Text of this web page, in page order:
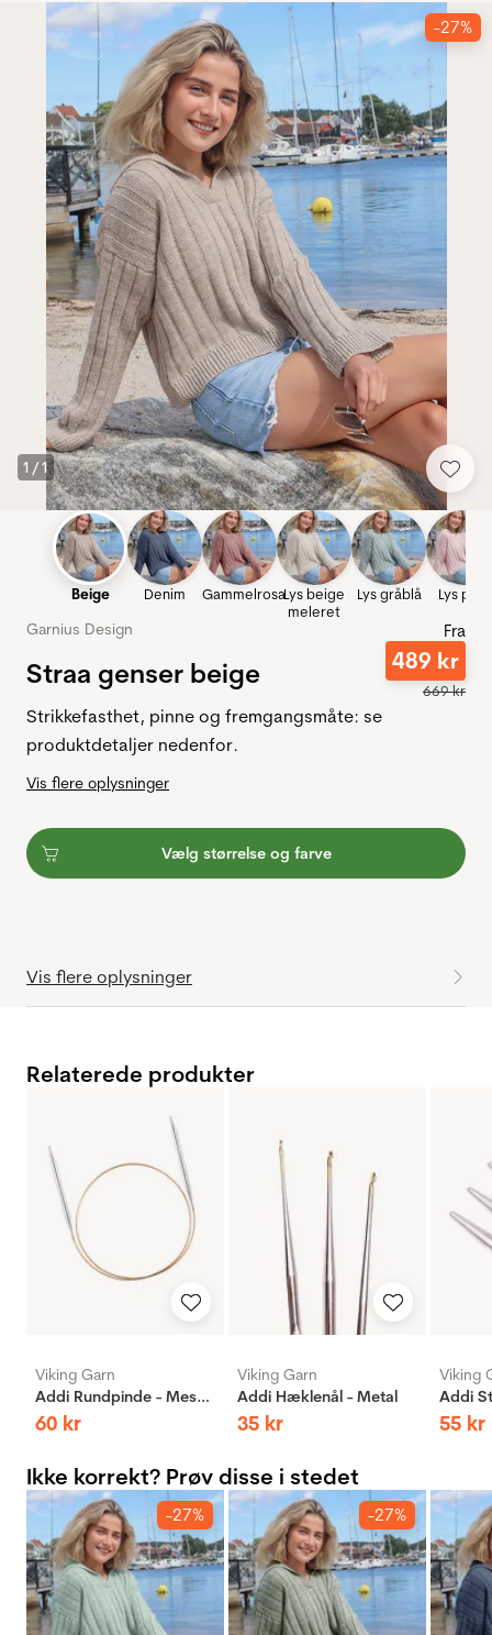
1 /1
-27%
Beige Denim GammelrosaLys beige
meleret
Lys gråblå Lys pink
Garnius Design
Straa genser beige
Fra
489 kr
669kr
Strikkefasthet, pinne og fremgangsmåte: se
produktdetaljer nedenfor.
Vis flere oplysninger
Vælg størrelse og farve
Vis flere oplysninger
Relaterede produkter
Viking Garn
Addi Rundpinde - Messing
60 kr
Viking Garn
Addi Hæklenål - Metal
35 kr
Viking
55 kr
Ikke korrekt? Prøv disse i stedet
-27% -27%